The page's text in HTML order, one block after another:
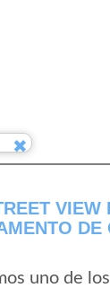
VIEW
DE
uno de